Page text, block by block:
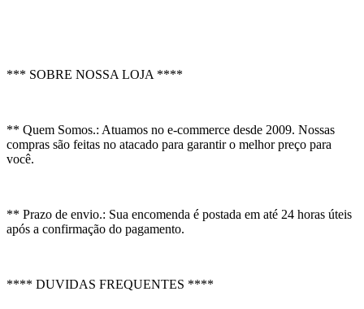
*** SOBRE NOSSA LOJA ****
** Quem Somos.: Atuamos no e-commerce desde 2009. Nossas
compras são feitas no atacado para garantir o melhor preço para
você.
** Prazo de envio.: Sua encomenda é postada em até 24 horas úteis
após a confirmação do pagamento.
**** DUVIDAS FREQUENTES ****